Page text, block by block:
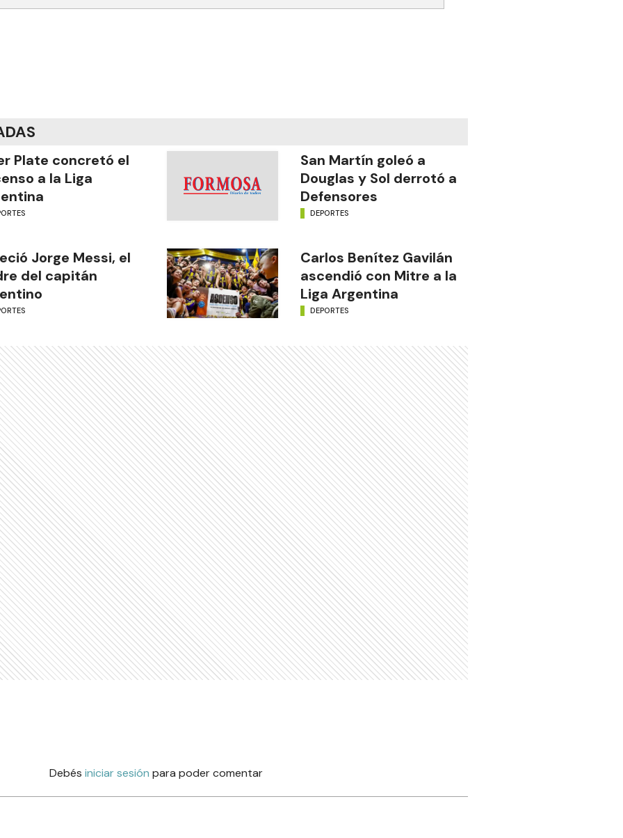
Plate concretó el
a la Liga
San Martín goleó a
Douglas y Sol derrotó a
Defensores
DEPORTES
Jorge Messi, el
del capitán
Carlos Benítez Gavilán
ascendió con Mitre a la
Liga Argentina
DEPORTES
Debés iniciar sesión para poder comentar